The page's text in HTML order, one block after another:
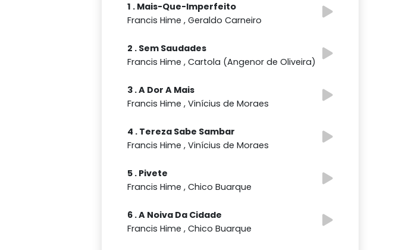
1 . Mais-Que-Imperfeito
Francis Hime , Geraldo Carneiro
2 . Sem Saudades
Francis Hime , Cartola (Angenor de Oliveira)
3 . A Dor A Mais
Francis Hime , Vinícius de Moraes
4 . Tereza Sabe Sambar
Francis Hime , Vinícius de Moraes
5 . Pivete
Francis Hime , Chico Buarque
6 . A Noiva Da Cidade
Francis Hime , Chico Buarque